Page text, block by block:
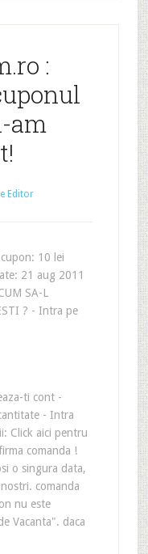
:
am
Editor
10 lei
21 aug 2011
SA-L
? - Intra pe
ti cont -
- Intra
Click aici pentru
comanda !
o singura data,
comanda
nu este
Vacanta". daca